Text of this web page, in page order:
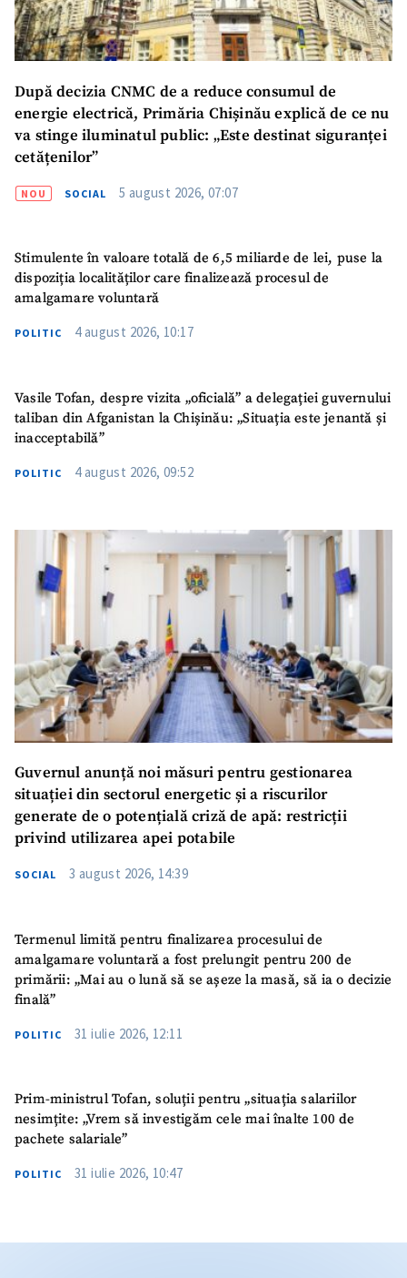
După decizia CNMC de a reduce consumul de
energie electrică, Primăria Chișinău explică de ce nu
va stinge iluminatul public: „Este destinat siguranței
cetățenilor”
NOU SOCIAL 5 august 2026, 07:07
Stimulente în valoare totală de 6,5 miliarde de lei, puse la
dispoziția localităților care finalizează procesul de
amalgamare voluntară
POLITIC 4 august 2026, 10:17
Vasile Tofan, despre vizita „oficială” a delegației guvernului
taliban din Afganistan la Chișinău: „Situația este jenantă și
inacceptabilă”
POLITIC 4 august 2026, 09:52
Guvernul anunță noi măsuri pentru gestionarea
situației din sectorul energetic și a riscurilor
generate de o potențială criză de apă: restricții
privind utilizarea apei potabile
SOCIAL 3 august 2026, 14:39
Termenul limită pentru finalizarea procesului de
amalgamare voluntară a fost prelungit pentru 200 de
primării: „Mai au o lună să se așeze la masă, să ia o decizie
finală”
POLITIC 31 iulie 2026, 12:11
Prim-ministrul Tofan, soluții pentru „situația salariilor
nesimțite: „Vrem să investigăm cele mai înalte 100 de
pachete salariale”
POLITIC 31 iulie 2026, 10:47